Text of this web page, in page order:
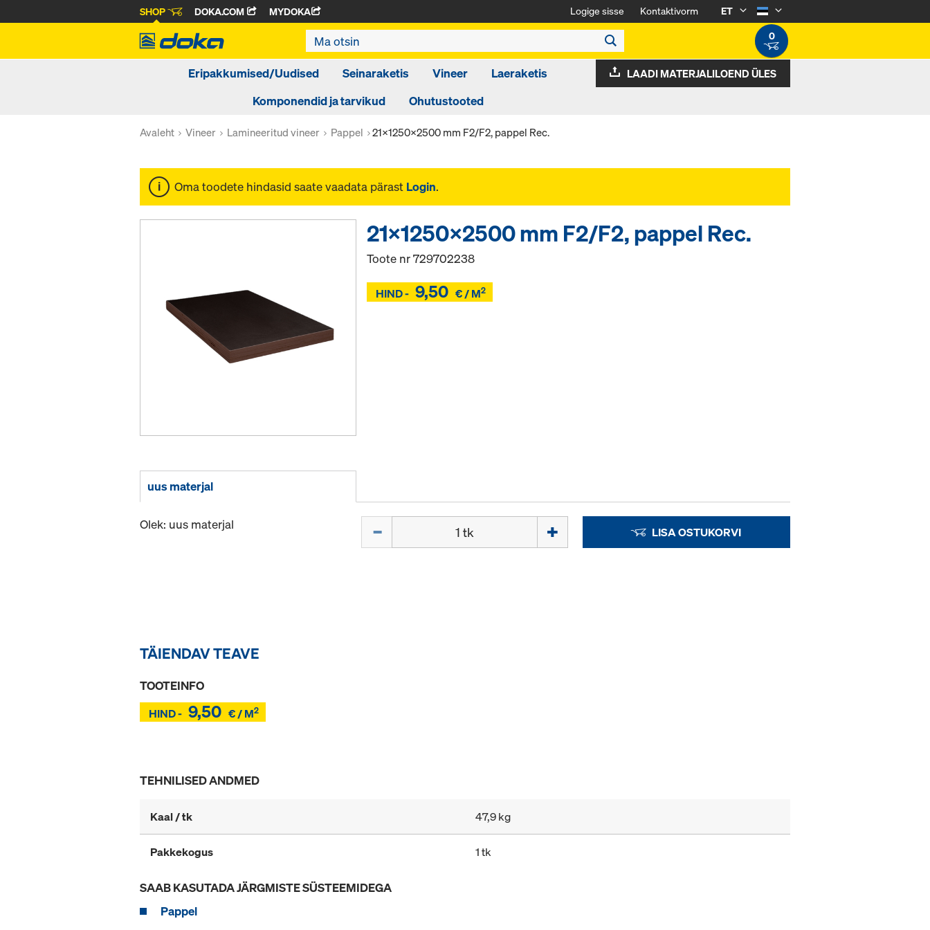
SHOP DOKA.COM MYDOKA Logige sisse Kontaktivorm
ET
0
Eripakkumised/Uudised Seinaraketis Vineer
Laeraketis
Komponendid ja tarvikud
Ohutustooted
LAADI MATERJALILOEND ÜLES
Avaleht Vineer Lamineeritud vineer Pappel 21x1250x2500 mm F2/F2, pappel Rec.
Oma toodete hindasid saate vaadata pärast Login.
21x1250x2500 mm F2/F2, pappel Rec.
Toote nr729702238
HIND - 9,50 € / M2
uus materjal
Olek: uus materjal LISA OSTUKORVI
TÄIENDAV TEAVE
TOOTEINFO
HIND - 9,50 € / M2
TEHNILISED ANDMED
Kaal / tk 47,9 kg
Pakkekogus 1 tk
SAAB KASUTADA JÄRGMISTE SÜSTEEMIDEGA
Pappel